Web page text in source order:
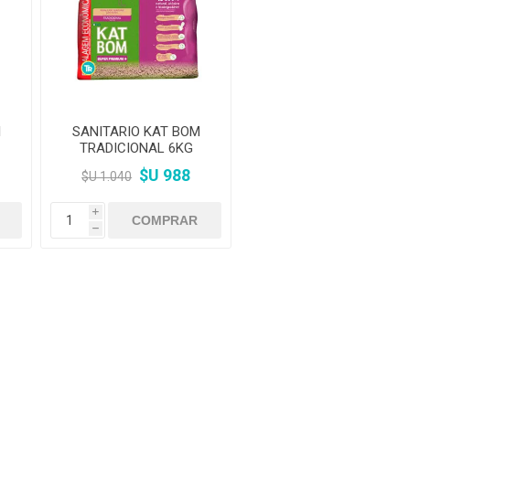
Estética e Higiene
Antipulgas y Antiparasitarios
Artículos Postoperatorio
Medicamentos
Estética (Cepillos, peines y
tijeras)
Antipulgas y Antiparasitarios
SANITARIO KAT BOM
TRADICIONAL 6KG
$U 1.040 $U 988
i
h